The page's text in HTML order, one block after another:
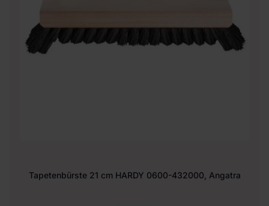
Tapetenbürste 21 cm HARDY 0600-432000, Angatra